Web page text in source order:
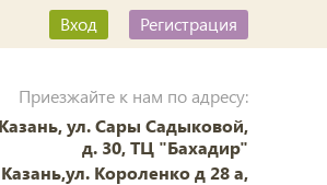
Вход Регистрация
Приезжайте к нам по адресу:
ул. Сары Садыковой,
д. 30, ТЦ "Бахадир"
Казань,ул. Короленко д 28 а,